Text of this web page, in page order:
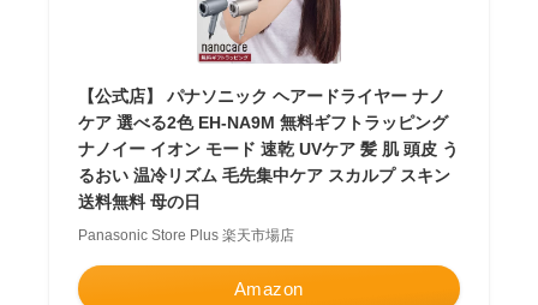
【公式店】 パナソニック ヘアードライヤー ナノ
ケア 選べる2色 EH-NA9M 無料ギフトラッピング
ナノイー イオン モード 速乾 UVケア 髪 肌 頭皮 う
るおい 温冷リズム 毛先集中ケア スカルプ スキン
送料無料 母の日
Panasonic Store Plus 楽天市場店
Amazon